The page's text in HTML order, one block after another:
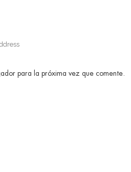
para la próxima vez que comente.